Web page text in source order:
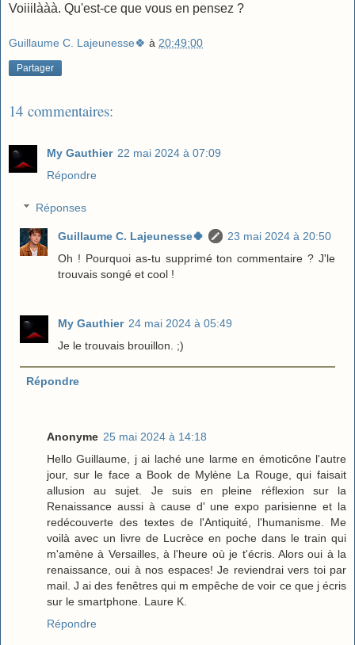
Voiiilààà. Qu'est-ce que vous en pensez ?
Guillaume C. Lajeunesse🍀 à 20:49:00
Partager
14 commentaires:
My Gauthier 22 mai 2024 à 07:09
Répondre
Réponses
Guillaume C. Lajeunesse🍀
23 mai 2024 à 20:50
Oh ! Pourquoi as-tu supprimé ton commentaire ? J'le
trouvais songé et cool !
My Gauthier 24 mai 2024 à 05:49
Je le trouvais brouillon. ;)
Répondre
Anonyme 25 mai 2024 à 14:18
Hello Guillaume, j ai laché une larme en émoticône l'autre
jour, sur le face a Book de Mylène La Rouge, qui faisait
allusion au sujet. Je suis en pleine réflexion sur la
Renaissance aussi à cause d' une expo parisienne et la
redécouverte des textes de l'Antiquité, l'humanisme. Me
voilà avec un livre de Lucrèce en poche dans le train qui
m'amène à Versailles, à l'heure où je t'écris. Alors oui à la
renaissance, oui à nos espaces! Je reviendrai vers toi par
mail. J ai des fenêtres qui m empêche de voir ce que j écris
sur le smartphone. Laure K.
Répondre